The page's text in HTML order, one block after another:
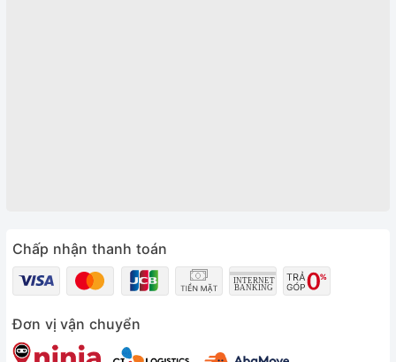
Chấp nhận thanh toán
Đơn vị vận chuyển